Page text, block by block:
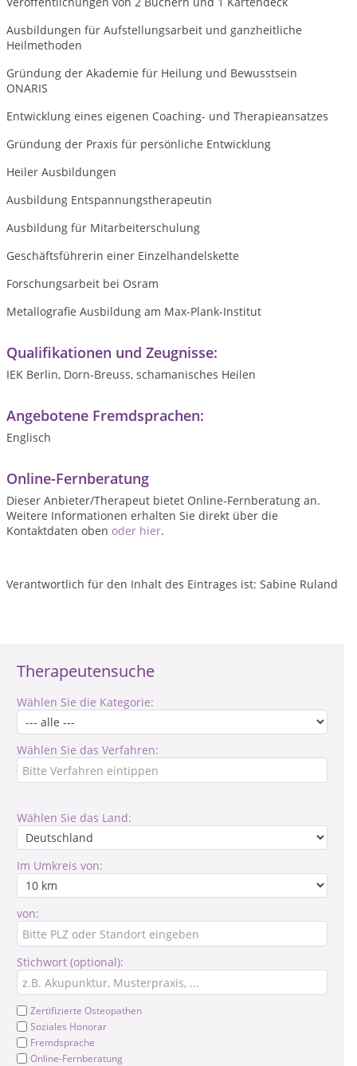
Therapeutensuche
Wählen Sie die Kategorie:
Wählen Sie das Verfahren:
Wählen Sie das Land:
Im Umkreis von:
von:
Stichwort (optional):
Zertifizierte Osteopathen
Soziales Honorar
Fremdsprache
Online-Fernberatung
Ausbildungen für Aufstellungsarbeit und ganzheitliche
Heilmethoden
Gründung der Akademie für Heilung und Bewusstsein
ONARIS
Entwicklung eines eigenen Coaching- und Therapieansatzes
Gründung der Praxis für persönliche Entwicklung
Heiler Ausbildungen
Ausbildung Entspannungstherapeutin
Ausbildung für Mitarbeiterschulung
Geschäftsführerin einer Einzelhandelskette
Forschungsarbeit bei Osram
Metallografie Ausbildung am Max-Plank-Institut
Qualifikationen und Zeugnisse:
IEK Berlin, Dorn-Breuss, schamanisches Heilen
Angebotene Fremdsprachen:
Englisch
Online-Fernberatung
Dieser Anbieter/Therapeut bietet Online-Fernberatung an.
Weitere Informationen erhalten Sie direkt über die
Kontaktdaten oben oder hier.
Verantwortlich für den Inhalt des Eintrages ist: Sabine Ruland